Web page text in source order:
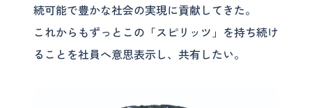
続可能で豊かな社会の実現に貢献してきた。
これからもずっとこの「スピリッツ」を持ち続け
ることを社員へ意思表示し、共有したい。